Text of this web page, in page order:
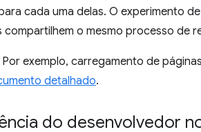
cada uma delas. O experimento de
o mesmo processo de
exemplo, carregamento de
detalhado.
do desenvolvedor